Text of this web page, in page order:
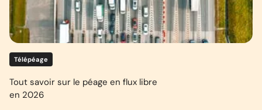
Télépéage
Tout savoir sur le péage en flux libre
en 2026